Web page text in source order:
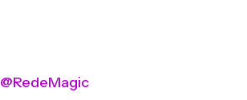
@RedeMagic